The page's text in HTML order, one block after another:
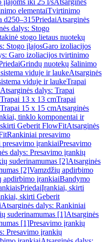
įlajoms iki 25 l/sAtsarginės
elementaiTvirtinimo
d250–315PriedaiAtsarginės
dalys: Stogo
stogo lietaus nuotekų
Stogo įlajosGaro izoliacijos
Garo izoliacijos tvirtinimo
Grindų nuotekų šalinimo
viduje ir laukeAtsarginės
viduje ir laukeTrapai
Atsarginės dalys: Trapai
Trapai 13 x 13 cmTrapai
Trapai 15 x 15 cmAtsarginės
tinklo komponentai ir
Geberit FlowFitAtsarginės
Rankiniai presavimo
įrankiaiPresavimo
dalys: Presavimo įrankių
suderinamumas [2]Atsarginės
[2]Vamzdžių apdirbimo
apdirbimo įrankiaiBandymo
PriedaiĮrankiai, skirti
skirti Geberit
Atsarginės dalys: Rankiniai
suderinamumas [1]Atsarginės
[1]Presavimo įrankių
Presavimo įrankių